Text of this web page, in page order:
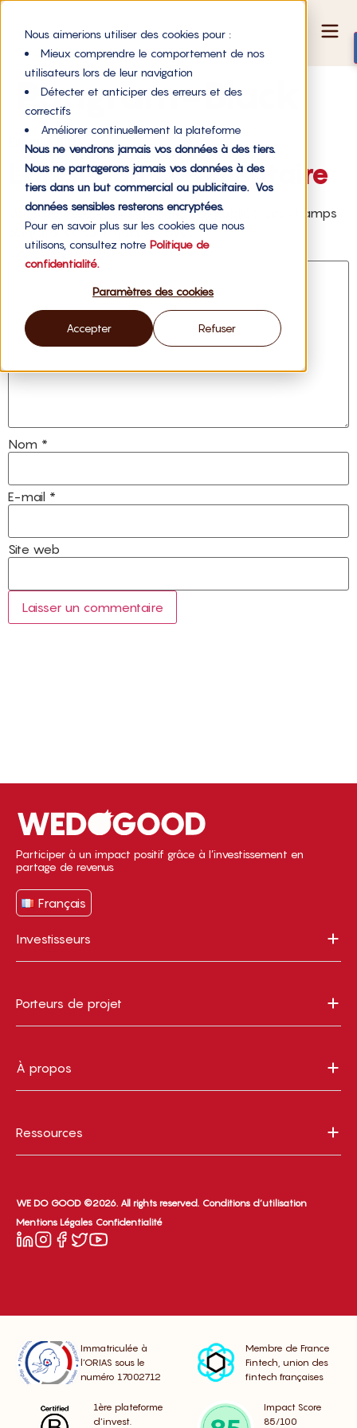
Nous aimerions utiliser des cookies pour :
Mieux comprendre le comportement de nos
utilisateurs lors de leur navigation
Détecter et anticiper des erreurs et des
correctifs
Améliorer continuellement la plateforme
Nous ne vendrons jamais vos données à des tiers.
Nous ne partagerons jamais vos données à des
tiers dans un but commercial ou publicitaire. Vos
données sensibles resterons encryptées.
Pour en savoir plus sur les cookies que nous
utilisons, consultez notre Politique de
confidentialité.
Paramètres des cookies
Accepter Refuser
Pangram-Black
Pangram-Black
Laisser un commentaire
Votre adresse e-mail ne sera pas publiée.
Les champs
obligatoires sont indiqués avec *
Commentaire*
Nom *
E-mail *
Site web
Participer à un impact positif grâce à l’investissement en
partage de revenus
Français
Investisseurs
Porteurs de projet
À propos
Ressources
WE DO GOOD ©2026. All rights reserved. Conditions d’utilisation
Mentions Légales Confidentialité
Immatriculée à
l’ORIAS sous le
numéro 17002712
Membre de France
Fintech, union des
fintech françaises
1ère plateforme
d’invest.
Impact Score
85/100